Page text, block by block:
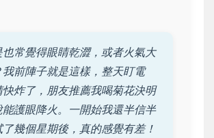
也常覺得眼睛乾澀，或者火氣大
我前陣子就是這樣，整天盯電
快炸了，朋友推薦我喝菊花決明
能護眼降火。一開始我還半信半
了幾個星期後，真的感覺有差！